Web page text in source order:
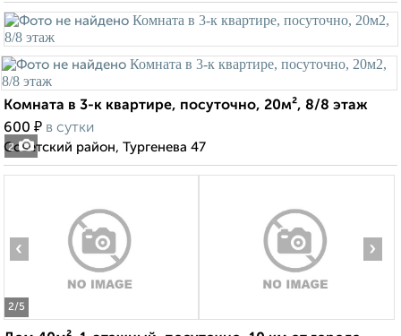
2
Комната в 3-к квартире, посуточно, 20м², 8/8 этаж
600 ₽ в сутки
Советский район, Тургенева 47
2/5
‹ ›